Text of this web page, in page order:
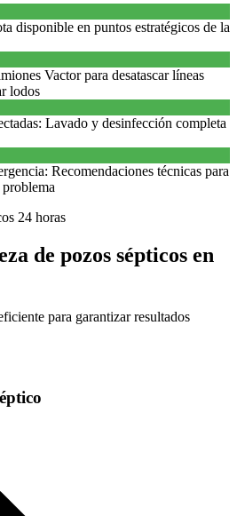
disponible en puntos estratégicos de la
Vactor para desatascar líneas
lodos
Lavado y desinfección completa
Recomendaciones técnicas para
de pozos sépticos en
para garantizar resultados